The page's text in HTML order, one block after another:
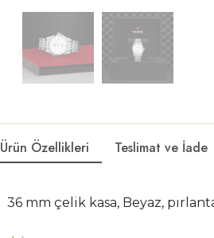
Ürün Özellikleri Teslimat ve İade
36 mm çelik kasa, Beyaz,